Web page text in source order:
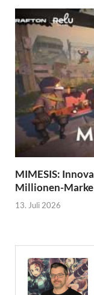
MIMESIS:
Millionen-Marke
13. Juli 2026